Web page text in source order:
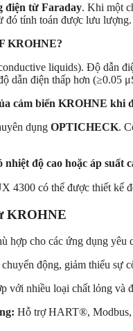
điện từ Faraday. Khi một
đó tính toán được lưu lượng.
KROHNE?
liquids). Độ dẫn
dẫn điện thấp hơn (≥0.05 μ
cảm biến KROHNE khi
dụng OPTICHECK.
độ cao hoặc áp suất
4300 có thể được thiết kế
KROHNE
hợp cho các ứng dụng yêu
động, giảm thiểu sự
với nhiều loại chất lỏng và
Hỗ trợ HART®,